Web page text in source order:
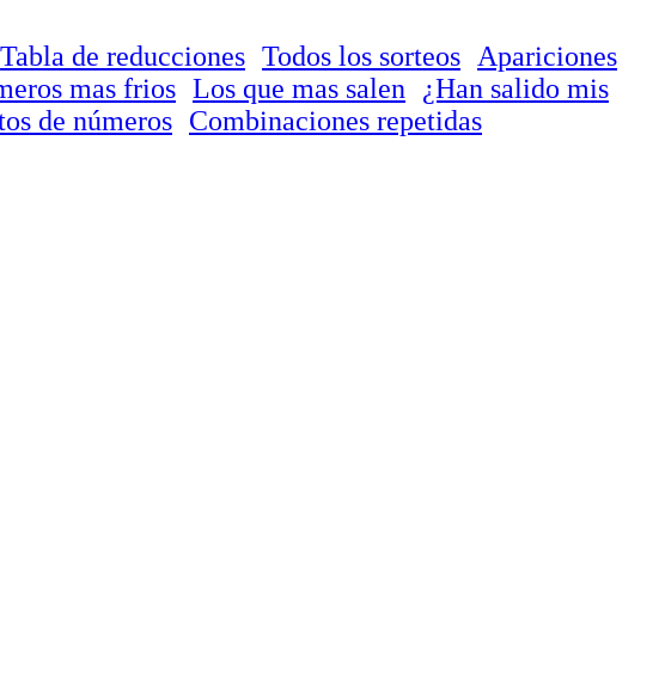
Tabla de reducciones Todos los sorteos
Apariciones
mas frios Los que mas salen
¿Han salido mis
de números Combinaciones repetidas